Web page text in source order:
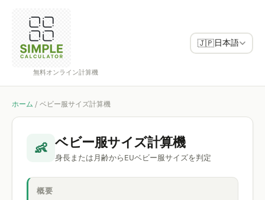
無料オンライン計算機
🇯🇵日本語
ホーム / ベビー服サイズ計算機
👶 ベビー服サイズ計算機
身長または月齢からEUベビー服サイズを判定
概要